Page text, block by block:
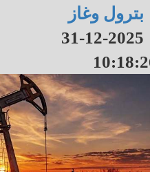
بترول وغاز
2025-12-31